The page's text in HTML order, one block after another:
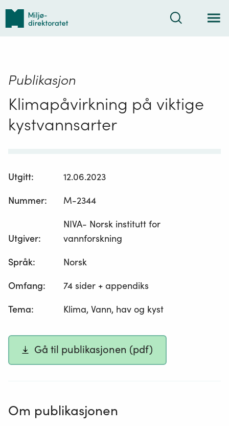
Tilbake
forsiden
Søk
Publikasjon
Klimapåvirkning på viktige
kystvannsarter
Utgitt:
12.06.2023
Nummer: M-2344
Utgiver:
NIVA- Norsk institutt for
vannforskning
Språk:
Norsk
Omfang:
74 sider + appendiks
Tema: Klima, Vann, hav og kyst
Gå til publikasjonen (pdf)
Om publikasjonen